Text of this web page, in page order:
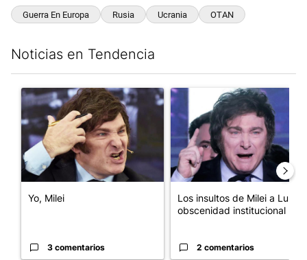
Guerra En Europa Rusia Ucrania OTAN
Noticias en Tendencia
Un artículo de tendencia con el título "Yo, Milei" con 3
Yo, Milei
3 comentarios
Un artículo de tendencia con
Los insultos de Milei a Lula:
obscenidad institucional
2 comentarios